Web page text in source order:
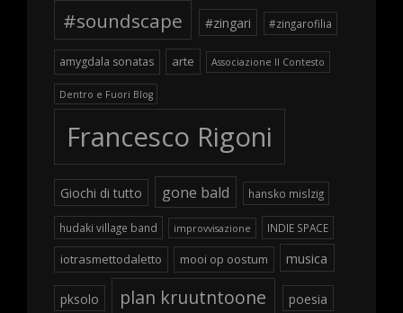
#soundscape #zingari #zingarofilia
amygdala sonatas arte Associazione Il Contesto
Dentro e Fuori Blog
Francesco Rigoni
Giochi di tutto gone bald hansko mislzig
hudaki village band improvvisazione INDIE SPACE
iotrasmettodaletto mooi op oostum musica
pksolo plan kruutntoone poesia